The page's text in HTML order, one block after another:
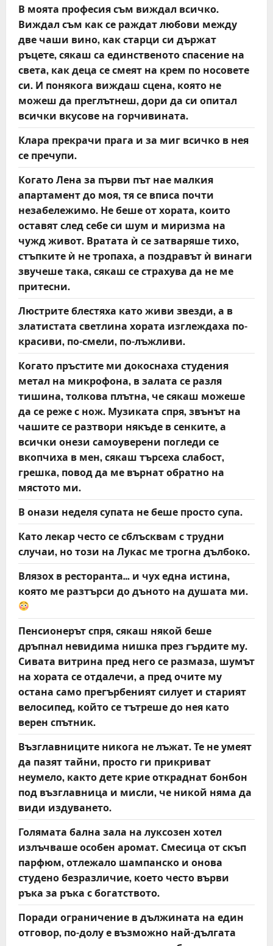
В моята професия съм виждал всичко.
Виждал съм как се раждат любови между
две чаши вино, как старци си държат
ръцете, сякаш са единственото спасение на
света, как деца се смеят на крем по носовете
си. И понякога виждаш сцена, която не
можеш да преглътнеш, дори да си опитал
всички вкусове на горчивината.
Клара прекрачи прага и за миг всичко в нея
се пречупи.
Когато Лена за първи път нае малкия
апартамент до моя, тя се вписа почти
незабележимо. Не беше от хората, които
оставят след себе си шум и миризма на
чужд живот. Вратата ѝ се затваряше тихо,
стъпките ѝ не тропаха, а поздравът ѝ винаги
звучеше така, сякаш се страхува да не ме
притесни.
Люстрите блестяха като живи звезди, а в
златистата светлина хората изглеждаха по-
красиви, по-смели, по-лъжливи.
Когато пръстите ми докоснаха студения
метал на микрофона, в залата се разля
тишина, толкова плътна, че сякаш можеше
да се реже с нож. Музиката спря, звънът на
чашите се разтвори някъде в сенките, а
всички онези самоуверени погледи се
вкопчиха в мен, сякаш търсеха слабост,
грешка, повод да ме върнат обратно на
мястото ми.
В онази неделя супата не беше просто супа.
Като лекар често се сблъсквам с трудни
случаи, но този на Лукас ме трогна дълбоко.
Влязох в ресторанта… и чух една истина,
която ме разтърси до дъното на душата ми.
Пенсионерът спря, сякаш някой беше
дръпнал невидима нишка през гърдите му.
Сивата витрина пред него се размаза, шумът
на хората се отдалечи, а пред очите му
остана само прегърбеният силует и старият
велосипед, който се тътреше до нея като
верен спътник.
Възглавниците никога не лъжат. Те не умеят
да пазят тайни, просто ги прикриват
неумело, както дете крие откраднат бонбон
под възглавница и мисли, че никой няма да
види издуването.
Голямата бална зала на луксозен хотел
излъчваше особен аромат. Смесица от скъп
парфюм, отлежало шампанско и онова
студено безразличие, което често върви
ръка за ръка с богатството.
Поради ограничение в дължината на един
отговор, по-долу е възможно най-дългата